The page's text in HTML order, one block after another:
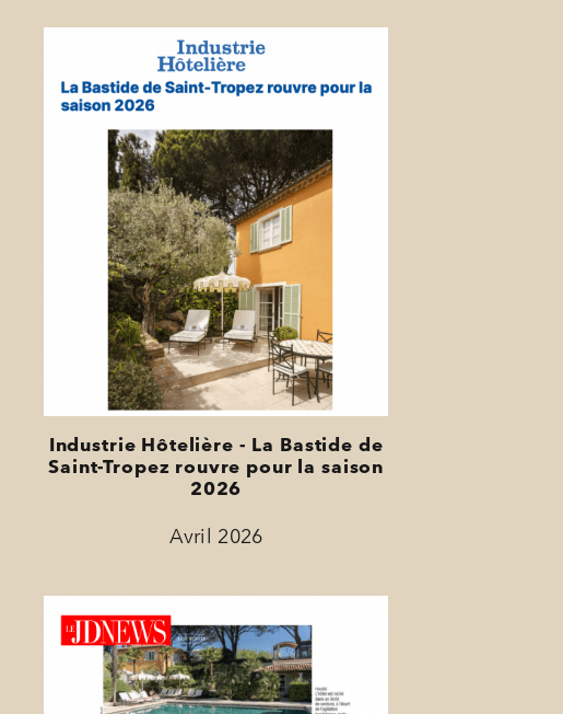
Industrie Hôtelière - La Bastide de
Saint-Tropez rouvre pour la saison
2026
Avril 2026